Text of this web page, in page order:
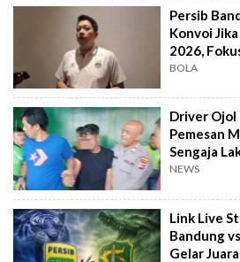
Persib
Konvoi
2026,
BOLA
Driver Ojol
Pemesan
Sengaja
Berulang
NEWS
Link Live
Bandung
Gelar